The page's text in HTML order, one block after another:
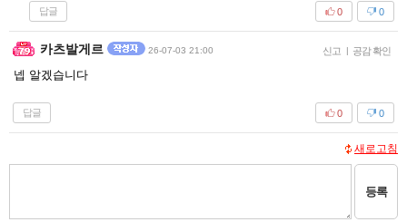
답글 0
0
카츠발게르 26-07-03 21:00 신고 | 공감 확인
넵 알겠습니다
답글 0
0
새로고침
등록